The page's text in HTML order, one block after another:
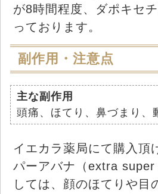
が8時間程度、ダポキセ
っております。
副作用・注意点
主な副作用
頭痛、ほてり、鼻づまり、
イエカラ薬局にて購入頂
パーアバナ（extra
しては、顔のほてりや目